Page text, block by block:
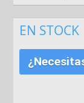
EN STOCK